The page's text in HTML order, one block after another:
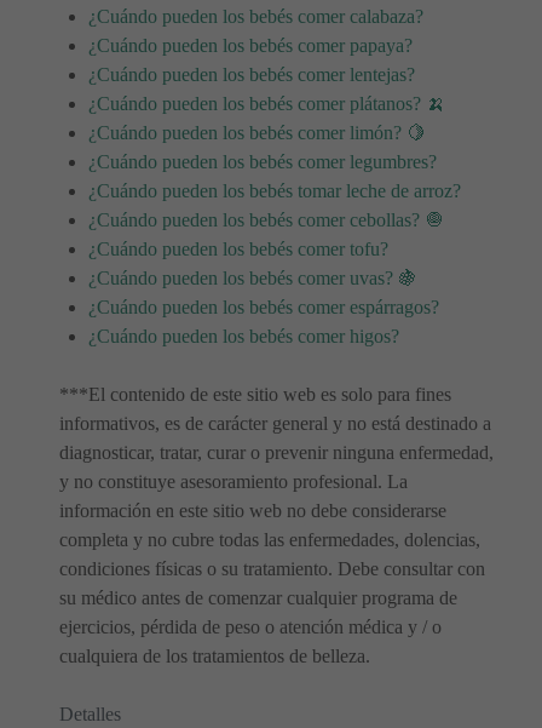
¿Cuándo pueden los bebés comer calabaza?
¿Cuándo pueden los bebés comer papaya?
¿Cuándo pueden los bebés comer lentejas?
¿Cuándo pueden los bebés comer plátanos? 🍌
¿Cuándo pueden los bebés comer limón? 🍋
¿Cuándo pueden los bebés comer legumbres?
¿Cuándo pueden los bebés tomar leche de arroz?
¿Cuándo pueden los bebés comer cebollas? 🧅
¿Cuándo pueden los bebés comer tofu?
¿Cuándo pueden los bebés comer uvas? 🍇
¿Cuándo pueden los bebés comer espárragos?
¿Cuándo pueden los bebés comer higos?
***El contenido de este sitio web es solo para fines
informativos, es de carácter general y no está destinado a
diagnosticar, tratar, curar o prevenir ninguna enfermedad,
y no constituye asesoramiento profesional. La
información en este sitio web no debe considerarse
completa y no cubre todas las enfermedades, dolencias,
condiciones físicas o su tratamiento. Debe consultar con
su médico antes de comenzar cualquier programa de
ejercicios, pérdida de peso o atención médica y / o
cualquiera de los tratamientos de belleza.
Detalles